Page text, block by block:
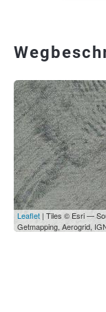
Leaflet | Tiles © Esri —
Getmapping, Aerogrid,